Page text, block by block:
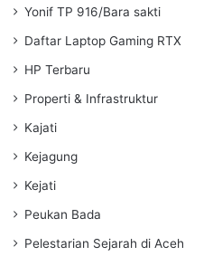
Yonif TP 916/Bara sakti
Daftar Laptop Gaming RTX
HP Terbaru
Properti & Infrastruktur
Kajati
Kejagung
Kejati
Peukan Bada
Pelestarian Sejarah di Aceh